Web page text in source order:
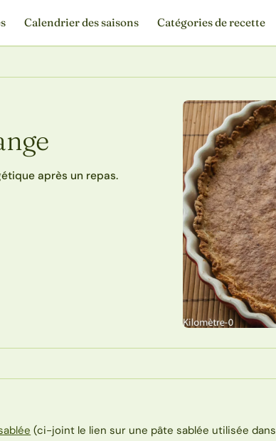
Calendrier des saisons Catégories de recette
après un repas.
(ci-joint le lien sur une pâte sablée utilisée dans